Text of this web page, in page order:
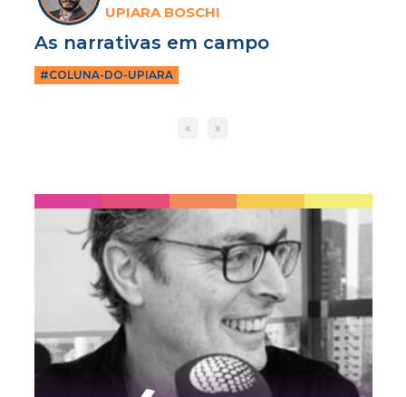
UPIARA BOSCHI
As narrativas em campo
#COLUNA-DO-UPIARA
« »